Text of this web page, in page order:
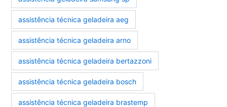
assistência técnica geladeira aeg
assistência técnica geladeira arno
assistência técnica geladeira bertazzoni
assistência técnica geladeira bosch
assistência técnica geladeira brastemp